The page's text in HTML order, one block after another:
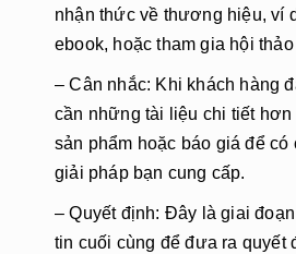
nhận thức về thương hiệu, ví
ebook, hoặc tham gia hội
– Cân nhắc: Khi khách hàng
cần những tài liệu chi tiết hơn
sản phẩm hoặc báo giá để
giải pháp bạn cung cấp.
– Quyết định: Đây là giai
tin cuối cùng để đưa ra quyết